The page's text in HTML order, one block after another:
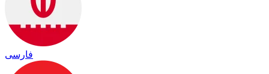
فارسی